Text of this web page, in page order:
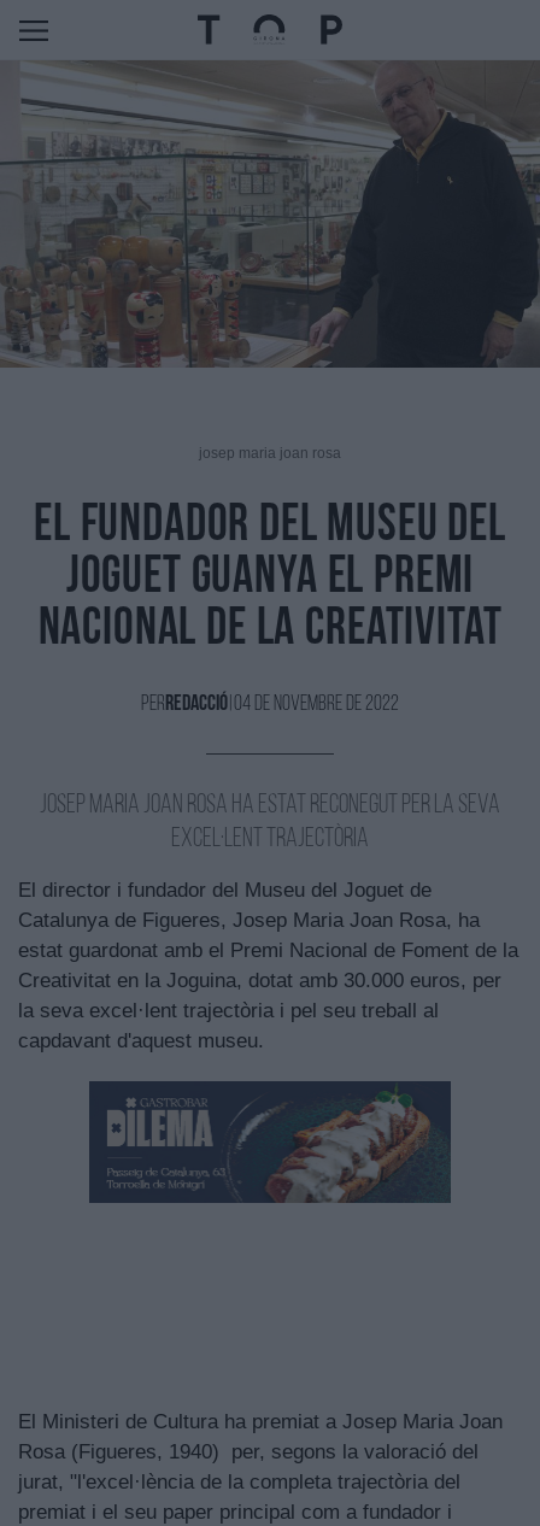
josep maria joan rosa
El fundador del Museu del
Joguet guanya el Premi
Nacional de la Creativitat
PerRedacció 04 de Novembre de 2022
Josep Maria Joan Rosa ha estat reconegut per la seva
excel·lent trajectòria
El director i fundador del Museu del Joguet de
Catalunya de Figueres, Josep Maria Joan Rosa, ha
estat guardonat amb el Premi Nacional de Foment de la
Creativitat en la Joguina, dotat amb 30.000 euros, per
la seva excel·lent trajectòria i pel seu treball al
capdavant d'aquest museu.
El Ministeri de Cultura ha premiat a Josep Maria Joan
Rosa (Figueres, 1940) per, segons la valoració del
jurat, "l'excel·lència de la completa trajectòria del
premiat i el seu paper principal com a fundador i